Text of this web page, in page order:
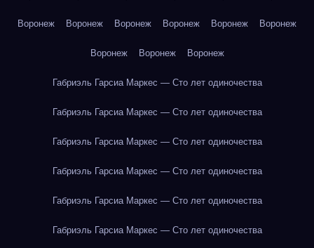
Воронеж Воронеж Воронеж Воронеж Воронеж Воронеж
Воронеж Воронеж Воронеж
Габриэль Гарсиа Маркес — Сто лет одиночества
Габриэль Гарсиа Маркес — Сто лет одиночества
Габриэль Гарсиа Маркес — Сто лет одиночества
Габриэль Гарсиа Маркес — Сто лет одиночества
Габриэль Гарсиа Маркес — Сто лет одиночества
Габриэль Гарсиа Маркес — Сто лет одиночества